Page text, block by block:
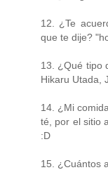
12. ¿Te
que te dije?
13. ¿Qué tipo
Hikaru Utada,
14. ¿Mi
té, por el sitio
:D
15. ¿Cuántos